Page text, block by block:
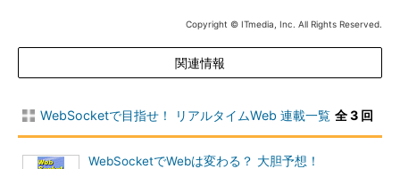
Copyright © ITmedia, Inc. All Rights Reserved.
関連情報
WebSocketで目指せ！ リアルタイムWeb 連載一覧 全 3 回
WebSocketでWebは変わる？ 大胆予想！